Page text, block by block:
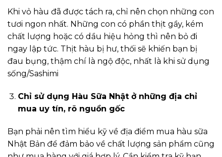
Khi vỏ hàu đã được tách ra, chỉ nên chọn những con
tươi ngon nhất. Những con có phần thịt gầy, kém
chất lượng hoặc có dầu hiệu hỏng thì nên bỏ đi
ngay lập tức. Thịt hàu bị hư, thối sẽ khiến bạn bị
đau bụng, thậm chí là ngộ độc, nhất là khi sử dụng
sống/Sashimi
Chỉ sử dụng Hàu Sữa Nhật ở những địa chỉ
mua uy tín, rõ nguồn gốc
Bạn phải nên tìm hiểu kỹ về địa điểm mua hàu sữa
Nhật Bản để đảm bảo về chất lượng sản phẩm cũng